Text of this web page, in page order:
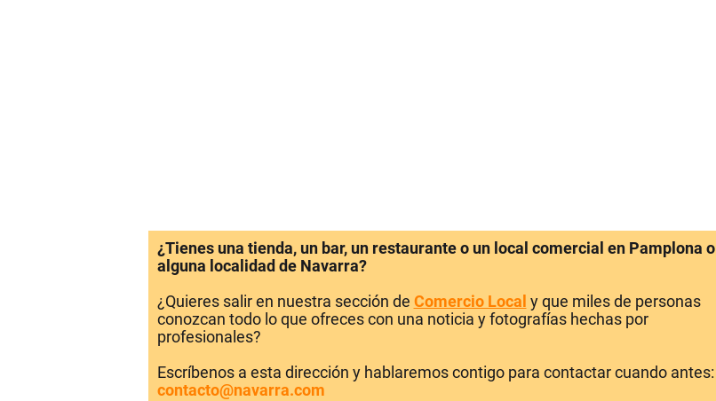
¿Tienes una tienda, un bar, un restaurante o un local comercial en Pamplona o
alguna localidad de Navarra?
¿Quieres salir en nuestra sección de Comercio Local y que miles de personas
conozcan todo lo que ofreces con una noticia y fotografías hechas por
profesionales?
Escríbenos a esta dirección y hablaremos contigo para contactar cuando antes:
contacto@navarra.com